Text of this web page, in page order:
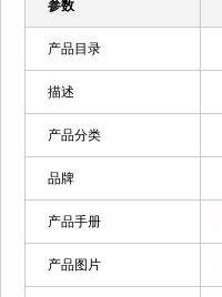
参数
产品目录
描述
产品分类
品牌
产品手册
产品图片